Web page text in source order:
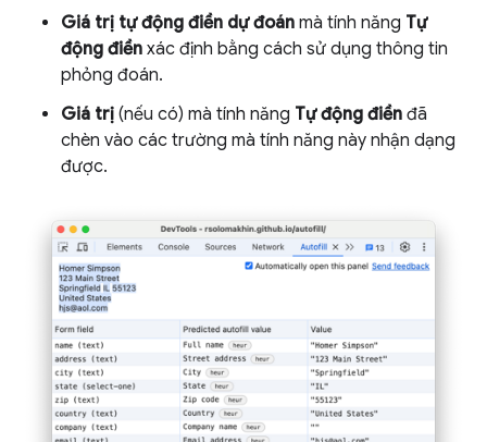
Giá trị tự động điền dự đoán mà tính năng Tự
động điền xác định bằng cách sử dụng thông tin
phỏng đoán.
Giá trị (nếu có) mà tính năng Tự động điền đã
chèn vào các trường mà tính năng này nhận dạng
được.